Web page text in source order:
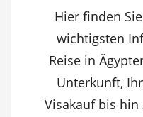
Hier finden
wichtigsten
Reise in
Unterkunft,
Visakauf bis